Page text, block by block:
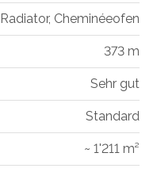
Radiator, Cheminéeofen
373 m
Sehr gut
Standard
~ 1'211 m²